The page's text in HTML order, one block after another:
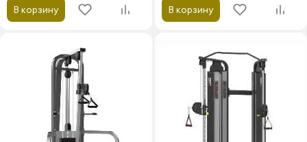
В корзину В корзину